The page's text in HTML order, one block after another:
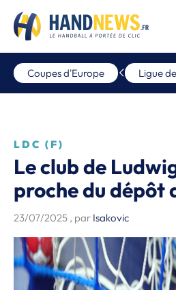
Coupes d'Europe Ligue
LDC (F)
Le club de
proche du dépôt
23/07/2025 , par Isakovic